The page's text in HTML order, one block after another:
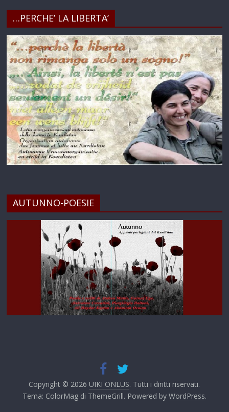
…PERCHE’ LA LIBERTA’
AUTUNNO-POESIE
Copyright © 2026 UIKI ONLUS. Tutti i diritti riservati.
Tema: ColorMagdi ThemeGrill. Powered by WordPress.